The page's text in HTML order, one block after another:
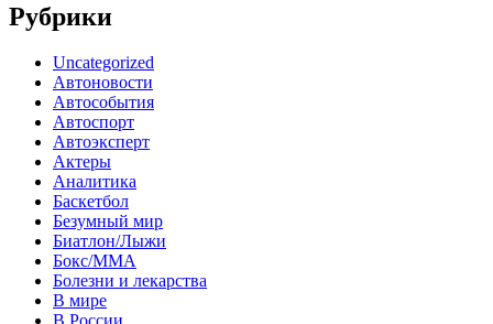
Рубрики
Uncategorized
Автоновости
Автособытия
Автоспорт
Автоэксперт
Актеры
Аналитика
Баскетбол
Безумный мир
Биатлон/Лыжи
Бокс/MMA
Болезни и лекарства
В мире